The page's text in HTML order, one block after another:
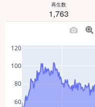
再生数
1,763
60
80
100
120